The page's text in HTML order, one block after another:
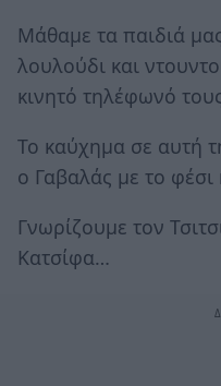
Μάθαμε τα παιδιά
λουλούδι και
κινητό τηλέφωνό
Το καύχημα σε αυτή
ο Γαβαλάς με το φέσι
Γνωρίζουμε τον
Κατσίφα…